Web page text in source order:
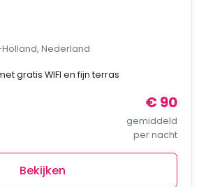
Nederland
gratis WIFI en fijn terras
€ 90
gemiddeld
per nacht
Bekijken